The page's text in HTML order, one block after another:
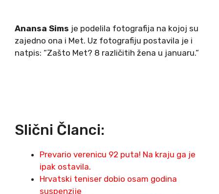
Anansa Sims je podelila fotografija na kojoj su
zajedno ona i Met. Uz fotografiju postavila je i
natpis: “Zašto Met? 8 različitih žena u januaru.“
Slični Članci:
Prevario verenicu 92 puta! Na kraju ga je
ipak ostavila.
Hrvatski teniser dobio osam godina
suspenzije